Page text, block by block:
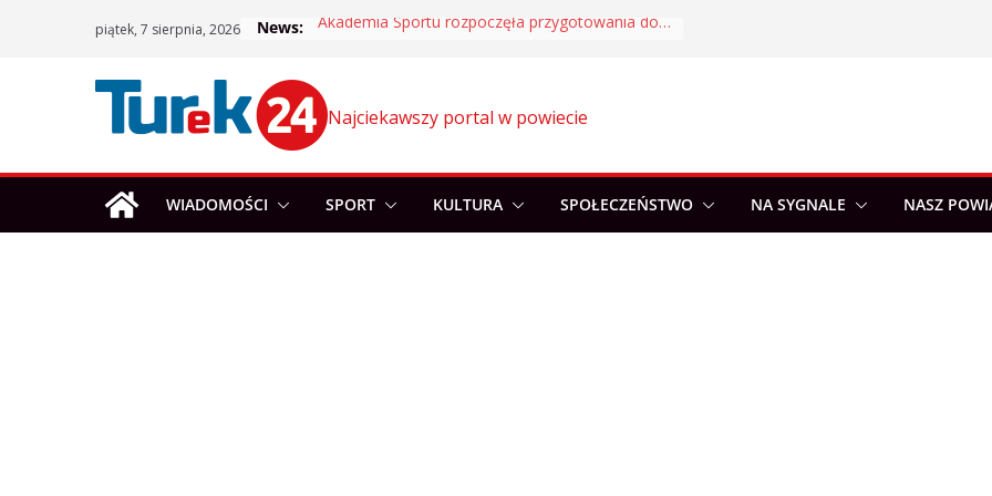
piątek, 7 sierpnia, 2026 News: Akademia Sportu rozpoczęła przygotowania do nowego sezonu
Najciekawszy portal w powiecie
WIADOMOŚCI SPORT KULTURA SPOŁECZEŃSTWO NA SYGNALE NASZ